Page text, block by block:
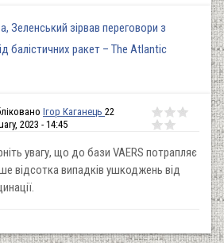
Зеленський зірвав переговори з
балістичних ракет – The Atlantic
Ігор Каганець 22
2023 - 14:45
увагу, що до бази VAERS потрапляє
відсотка випадків ушкоджень від